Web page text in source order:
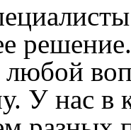
любой
У нас в